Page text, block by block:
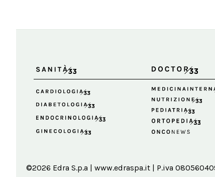
©2026 Edra S.p.a | www.edraspa.it | P.iva